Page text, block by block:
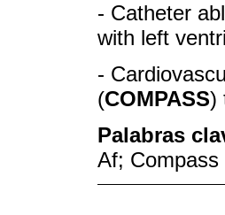
- Catheter
with left
-
(COMPASS)
Palabras
Af; Compass